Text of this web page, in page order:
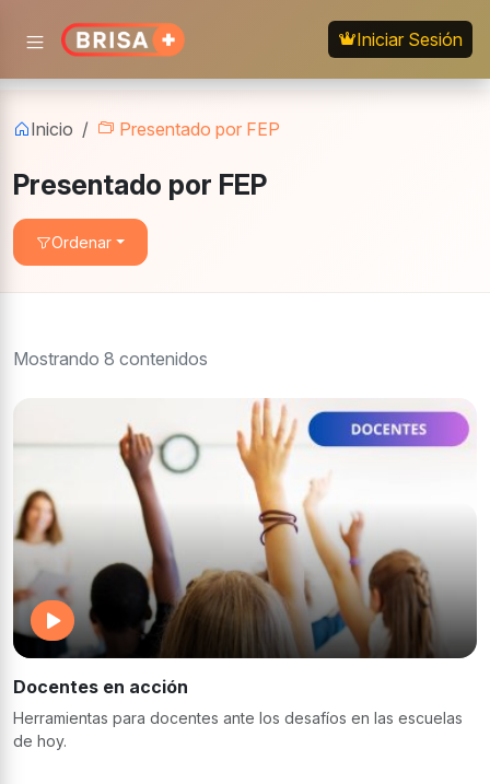
Fundacion congreso
Iniciar Sesión
Inicio Presentado por FEP
Presentado por FEP
Ordenar
Mostrando 8 contenidos
Docentes en acción
Herramientas para docentes ante los desafíos en las escuelas
de hoy.